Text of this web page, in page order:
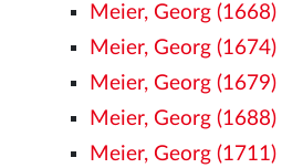
Meier, Georg (1668)
Meier, Georg (1674)
Meier, Georg (1679)
Meier, Georg (1688)
Meier, Georg (1711)